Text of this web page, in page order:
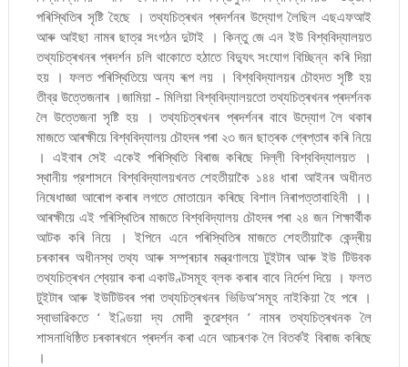
পৰিস্থিতিৰ সৃষ্টি হৈছে । তথ্যচিত্ৰখন প্ৰদৰ্শনৰ উদ্যোগ লৈছিল এছএফআই
আৰু আইছা নামৰ ছাত্র সংগঠন দুটাই । কিন্তু জে এন ইউ বিশ্ববিদ্যালয়ত
তথ্যচিত্ৰখনৰ প্ৰদৰ্শন চলি থাকোতে হঠাতে বিদ্যুৎ সংযোগ বিচ্ছিন্ন কৰি দিয়া
হয় । ফলত পৰিস্থিতিয়ে অন্য ৰূপ লয় । বিশ্ববিদ্যালয়ৰ চৌহদত সৃষ্টি হয়
তীব্র উত্তেজনাৰ ।জামিয়া - মিলিয়া বিশ্ববিদ্যালয়তো তথ্যচিত্ৰখনৰ প্ৰদৰ্শনক
লৈ উত্তেজনা সৃষ্টি হয় । তথ্যচিত্ৰখনৰ প্ৰদৰ্শনৰ বাবে উদ্যোগ লৈ থকাৰ
মাজতে আৰক্ষীয়ে বিশ্ববিদ্যালয় চৌহদৰ পৰা ২৩ জন ছাত্ৰক গ্ৰেপ্তাৰ কৰি নিয়ে
। এইবাৰ সেই একেই পৰিস্থিতি বিৰাজ কৰিছে দিল্লী বিশ্ববিদ্যালয়ত ।
স্থানীয় প্রশাসনে বিশ্ববিদ্যালয়খনত শেহতীয়াকৈ ১৪৪ ধাৰা আইনৰ অধীনত
নিষেধাজ্ঞা আৰোপ কৰাৰ লগতে মোতায়েন কৰিছে বিশাল নিৰাপত্তাবাহিনী ।।
আৰক্ষীয়ে এই পৰিস্থিতিৰ মাজতে বিশ্ববিদ্যালয় চৌহদৰ পৰা ২৪ জন শিক্ষাৰ্থীক
আটক কৰি নিয়ে । ইপিনে এনে পৰিস্থিতিৰ মাজতে শেহতীয়াকৈ কেন্দ্ৰীয়
চৰকাৰৰ অধীনস্থ তথ্য আৰু সম্প্ৰচাৰ মন্ত্রণালয়ে টুইটাৰ আৰু ইউ টিউবক
তথ্যচিত্ৰখন শ্বেয়াৰ কৰা একাউণ্টসমূহ ব্লক কৰাৰ বাবে নির্দেশ দিয়ে । ফলত
টুইটাৰ আৰু ইউটিউবৰ পৰা তথ্যচিত্ৰখনৰ ভিডিঅ’সমূহ নাইকিয়া হৈ পৰে ।
স্বাভাৱিকতে ‘ ইণ্ডিয়া দ্য মোদী কুৱেশ্বন ’ নামৰ তথ্যচিত্ৰখনক লৈ
শাসনাধিষ্ঠিত চৰকাৰখনে প্ৰদৰ্শন কৰা এনে আচৰণক লৈ বিতৰ্কই বিৰাজ কৰিছে
।